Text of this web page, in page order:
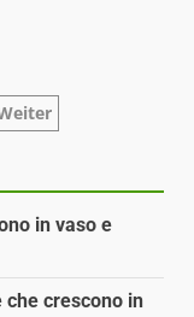
in vaso e
che crescono in